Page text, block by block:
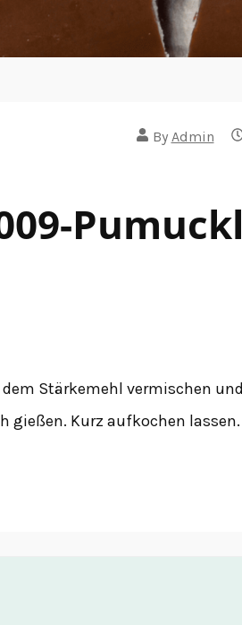
By Admin
Stärkemehl vermischen
gießen. Kurz aufkochen